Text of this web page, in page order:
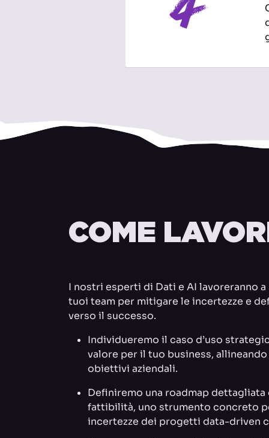
COME
I nostri esperti di Dati e AI lavoreranno
tuoi team per mitigare le incertezze e
verso il successo.
Individueremo il caso d’uso
valore per il tuo business,
obiettivi aziendali.
Definiremo una roadmap
fattibilità, uno strumento concreto
incertezze dei progetti data-driven